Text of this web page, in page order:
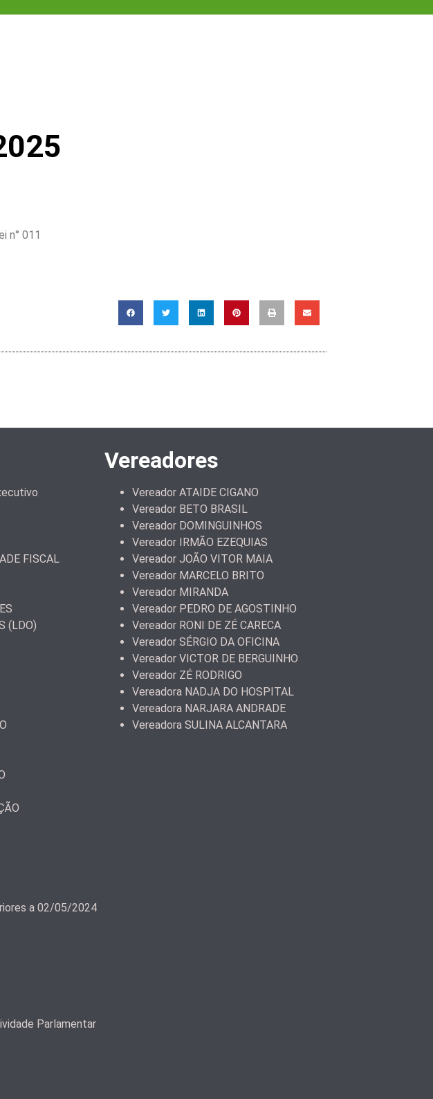
n° 011
FISCAL
(LDO)
a 02/05/2024
Parlamentar
Vereadores
Vereador ATAIDE CIGANO
Vereador BETO BRASIL
Vereador DOMINGUINHOS
Vereador IRMÃO EZEQUIAS
Vereador JOÃO VITOR MAIA
Vereador MARCELO BRITO
Vereador MIRANDA
Vereador PEDRO DE AGOSTINHO
Vereador RONI DE ZÉ CARECA
Vereador SÉRGIO DA OFICINA
Vereador VICTOR DE BERGUINHO
Vereador ZÉ RODRIGO
Vereadora NADJA DO HOSPITAL
Vereadora NARJARA ANDRADE
Vereadora SULINA ALCANTARA